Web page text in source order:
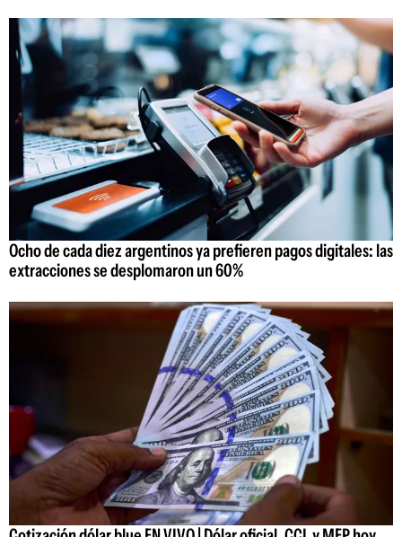
Ocho de cada diez argentinos ya prefieren pagos digitales: las
extracciones se desplomaron un 60%